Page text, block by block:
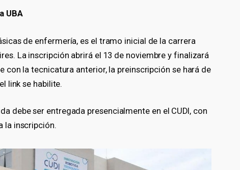
UBA
de enfermería, es el tramo inicial de la carrera
La inscripción abrirá el 13 de noviembre y finalizará
con la tecnicatura anterior, la preinscripción se hará de
link se habilite.
debe ser entregada presencialmente en el CUDI, con
la inscripción.